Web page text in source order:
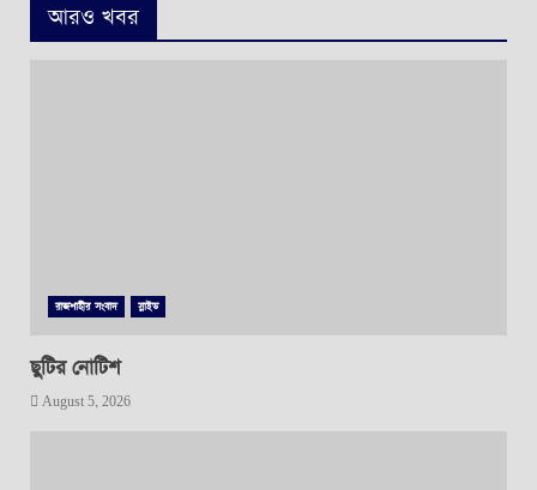
আরও খবর
রাজশাহীর সংবাদ স্লাইড
ছুটির নোটিশ
August 5, 2026